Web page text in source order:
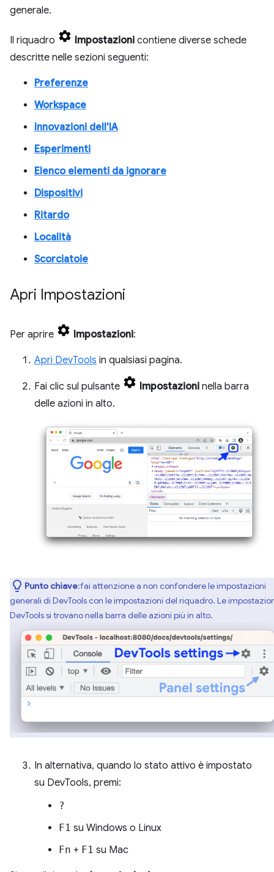
generale.
Il riquadro Impostazioni contiene diverse schede
descritte nelle sezioni seguenti:
Preferenze
Workspace
Innovazioni dell'IA
Esperimenti
Elenco elementi da ignorare
Dispositivi
Ritardo
Località
Scorciatoie
Apri Impostazioni
Per aprire Impostazioni:
Apri DevTools in qualsiasi pagina.
Fai clic sul pulsante Impostazioni nella barra
delle azioni in alto.
Punto chiave:fai attenzione a non confondere le impostazioni
generali di DevTools con le impostazioni del riquadro. Le
DevTools si trovano nella barra delle azioni più in alto.
In alternativa, quando lo stato attivo è impostato
su DevTools, premi:
?
F1 su Windows o Linux
Fn + F1 su Mac